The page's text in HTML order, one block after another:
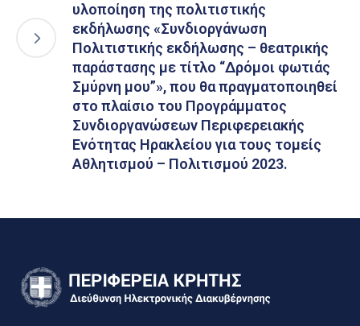
υλοποίηση της πολιτιστικής
εκδήλωσης «Συνδιοργάνωση
Πολιτιστικής εκδήλωσης – θεατρικής
παράστασης με τίτλο “Δρόμοι φωτιάς
Σμύρνη μου”», που θα πραγματοποιηθεί
στο πλαίσιο του Προγράμματος
Συνδιοργανώσεων Περιφερειακής
Ενότητας Ηρακλείου για τους τομείς
Αθλητισμού – Πολιτισμού 2023.